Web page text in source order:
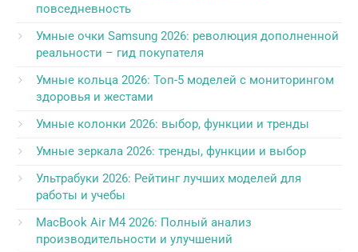
повседневность
Умные очки Samsung 2026: революция дополненной
реальности – гид покупателя
Умные кольца 2026: Топ-5 моделей с мониторингом
здоровья и жестами
Умные колонки 2026: выбор, функции и тренды
Умные зеркала 2026: тренды, функции и выбор
Ультрабуки 2026: Рейтинг лучших моделей для
работы и учебы
MacBook Air M4 2026: Полный анализ
производительности и улучшений